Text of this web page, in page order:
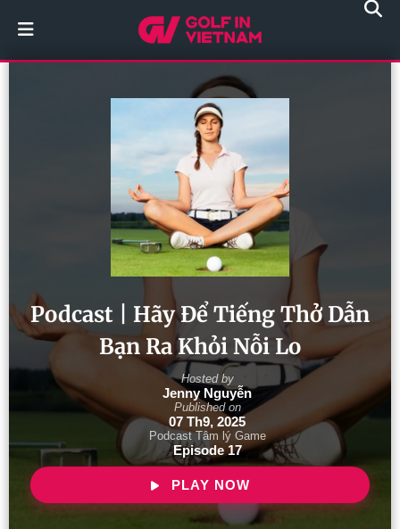
Podcast | Hãy Để Tiếng Thở Dẫn
Bạn Ra Khỏi Nỗi Lo
Hosted by
Jenny Nguyễn
Published on
07 Th9, 2025
Podcast Tâm lý Game
Episode 17
PLAY NOW